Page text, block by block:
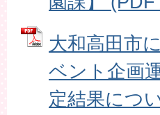
大和高田市
ベント企画
定結果につ